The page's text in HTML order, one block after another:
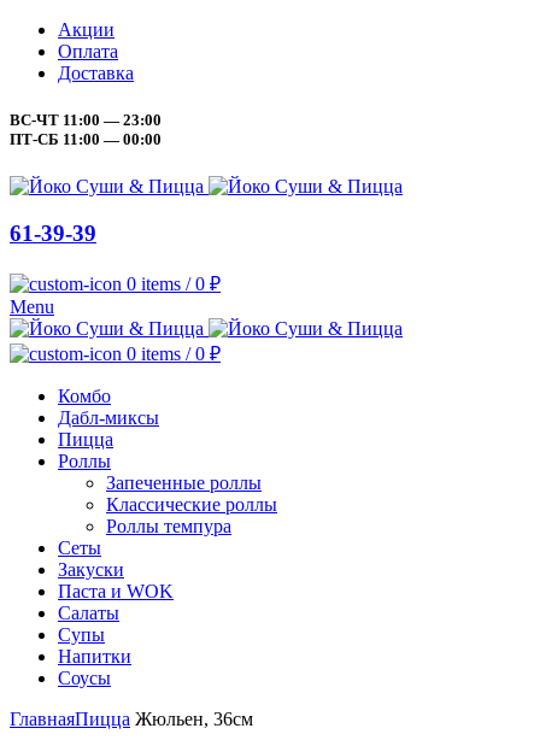
Акции
Оплата
Доставка
ВС-ЧТ 11:00 — 23:00
ПТ-СБ 11:00 — 00:00
61-39-39
0 items / 0 ₽
Menu
0 items / 0 ₽
Комбо
Дабл-миксы
Пицца
Роллы
Запеченные роллы
Классические роллы
Роллы темпура
Сеты
Закуски
Паста и WOK
Салаты
Супы
Напитки
Соусы
ГлавнаяПицца Жюльен, 36см